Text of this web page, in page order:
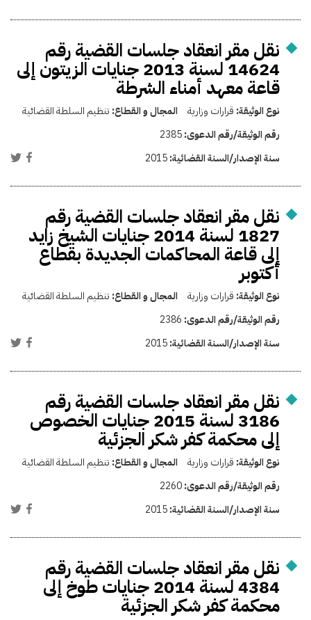
نقل مقر انعقاد جلسات القضية رقم
14624 لسنة 2013 جنايات الزيتون إلى
قاعة معهد أمناء الشرطة
نوع الوثيقة: قرارات وزارية المجال و القطاع: تنظيم السلطة القضائية
رقم الوثيقة/رقم الدعوى:2385
سنة الإصدار/السنة القضائية:2015
نقل مقر انعقاد جلسات القضية رقم
1827 لسنة 2014 جنايات الشيخ زايد
إلى قاعة المحاكمات الجديدة بقطاع
أكتوبر
نوع الوثيقة: قرارات وزارية المجال و القطاع: تنظيم السلطة القضائية
رقم الوثيقة/رقم الدعوى: 2386
سنة الإصدار/السنة القضائية:2015
نقل مقر انعقاد جلسات القضية رقم
3186 لسنة 2015 جنايات الخصوص
إلى محكمة كفر شكر الجزئية
نوع الوثيقة: قرارات وزارية المجال و القطاع: تنظيم السلطة القضائية
رقم الوثيقة/رقم الدعوى:2260
سنة الإصدار/السنة القضائية:2015
نقل مقر انعقاد جلسات القضية رقم
4384 لسنة 2014 جنايات طوخ إلى
محكمة كفر شكر الجزئية